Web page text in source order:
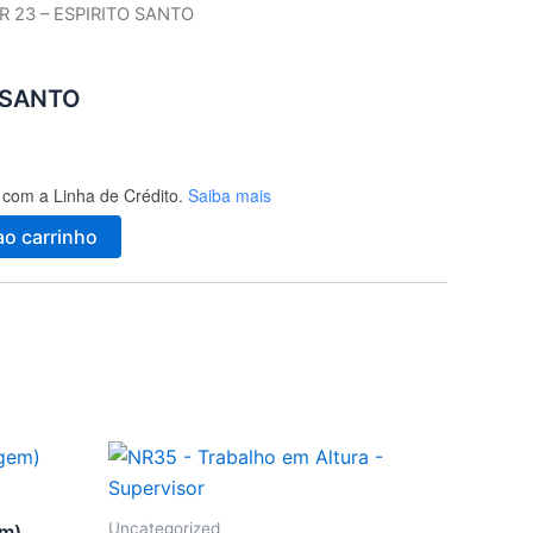
23 – ESPIRITO SANTO
a Linha de Crédito. Saiba mais
carrinho
Uncategorized